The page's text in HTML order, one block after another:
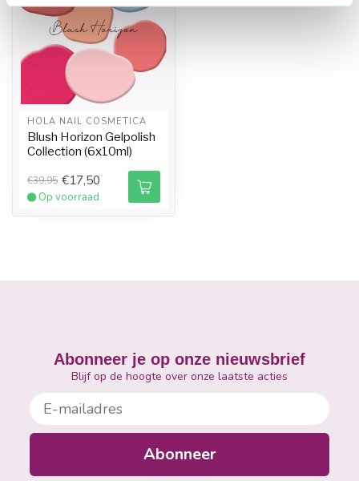
HOLA NAIL COSMETICA
Blush Horizon Gelpolish
Collection (6x10ml)
€39,95 €17,50
Op voorraad
Abonneer je op onze nieuwsbrief
Blijf op de hoogte over onze laatste acties
E-mailadres
Abonneer